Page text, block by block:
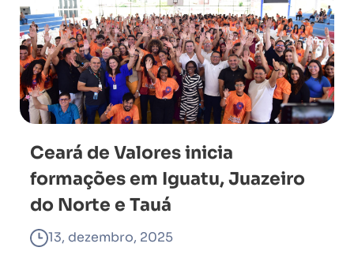
Ceará de Valores inicia
formações em Iguatu, Juazeiro
do Norte e Tauá
13, dezembro, 2025